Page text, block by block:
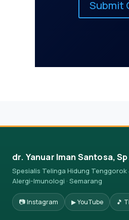
dr. Yanuar Iman Santosa,
Spesialis Telinga Hidung Tenggorok
Alergi-Imunologi · Semarang
📷 Instagram ▶ YouTube 🎵